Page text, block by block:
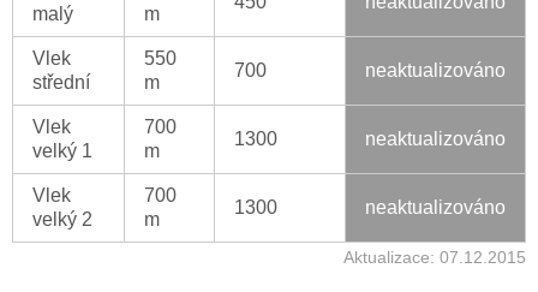
malý
m
Vlek
střední
550
m
700 neaktualizováno
Vlek
velký 1
700
m
1300 neaktualizováno
Vlek
velký 2
700
m
1300 neaktualizováno
Aktualizace: 07.12.2015